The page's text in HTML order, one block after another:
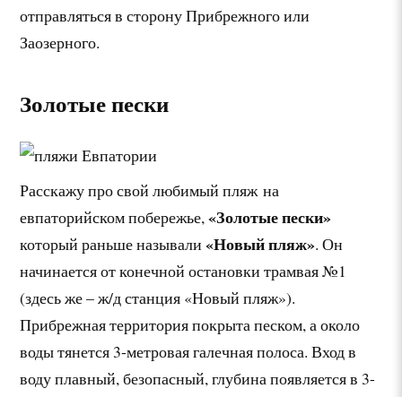
отправляться в сторону Прибрежного или
Заозерного.
Золотые пески
Расскажу про свой любимый пляж на
евпаторийском побережье,«Золотые пески»
который раньше называли«Новый пляж». Он
начинается от конечной остановки трамвая №1
(здесь же – ж/д станция «Новый пляж»).
Прибрежная территория покрыта песком, а около
воды тянется 3-метровая галечная полоса. Вход в
воду плавный, безопасный, глубина появляется в 3-